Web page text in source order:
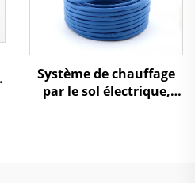
Système de chauffage
par le sol électrique,